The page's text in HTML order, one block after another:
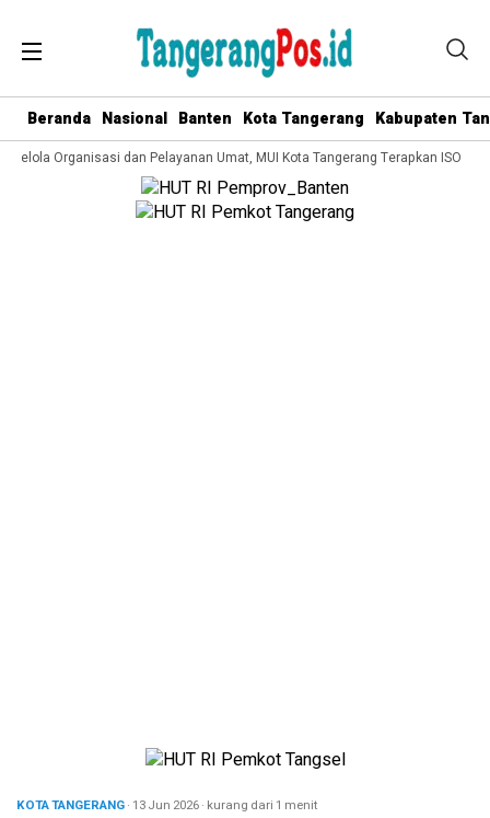
Beranda Nasional Banten Kota Tangerang Kabupaten
Organisasi dan Pelayanan Umat, MUI Kota Tangerang Terapkan ISO
KOTA TANGERANG· 13 Jun 2026· kurang dari 1 menit